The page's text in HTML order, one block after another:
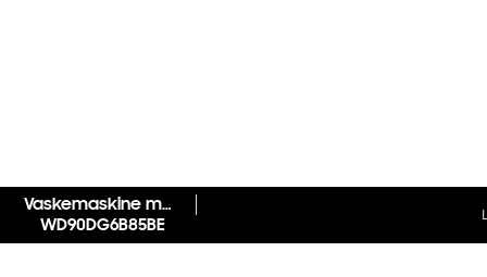
Vaskemaskine med tørretumbler AI Wash 9 kg
WD90DG6B85BE